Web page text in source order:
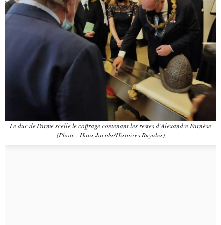
Le duc de Parme scelle le coffrage contenant les restes d’Alexandre Farnèse
(Photo : Hans Jacobs/Histoires Royales)